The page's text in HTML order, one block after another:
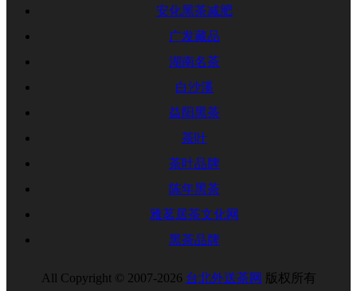
安化黑茶减肥
广发藏品
湖南名茶
白沙溪
益阳黑茶
茶叶
茶叶品牌
陈年黑茶
雅茗居茶文化网
黑茶品牌
All Copyright © 2007-2026 台北外送茶网
版权所有